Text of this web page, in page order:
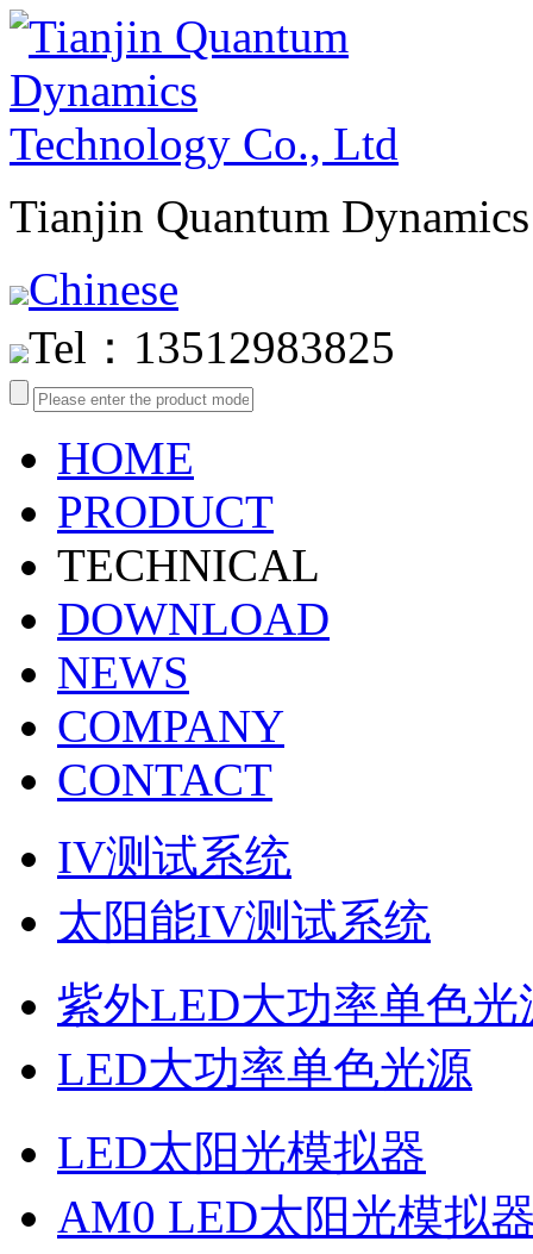
Tianjin Quantum
Chinese
Tel：13512983825
HOME
PRODUCT
TECHNICAL
DOWNLOAD
NEWS
COMPANY
CONTACT
IV测试系统
太阳能IV测试系统
紫外LED大功率单色光
LED大功率单色光源
LED太阳光模拟器
AM0 LED太阳光模拟